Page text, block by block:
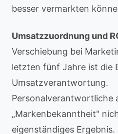
besser vermarkten
Umsatzzuordnung und
Verschiebung bei
letzten fünf Jahre ist die
Umsatzverantwortung.
Personalverantwortliche
„Markenbekanntheit"
eigenständiges Ergebnis.